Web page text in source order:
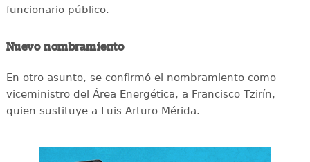
funcionario público.
Nuevo nombramiento
En otro asunto, se confirmó el nombramiento como
viceministro del Área Energética, a Francisco Tzirín,
quien sustituye a Luis Arturo Mérida.